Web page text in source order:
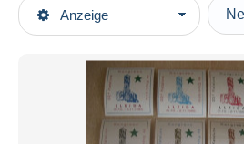
Anzeige
Hauptkategorien
Sprachen
Esperanto
Art der Verkäufe
Laufende Angebote
Festpreise
Auktionen mit Geboten
Auktionen ohne Gebote
Auktionshäuser